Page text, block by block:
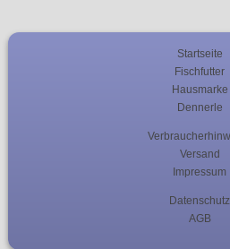
Startseite
Fischfutter
Hausmarke
Dennerle
Versand
Impressum
Datenschutz
AGB